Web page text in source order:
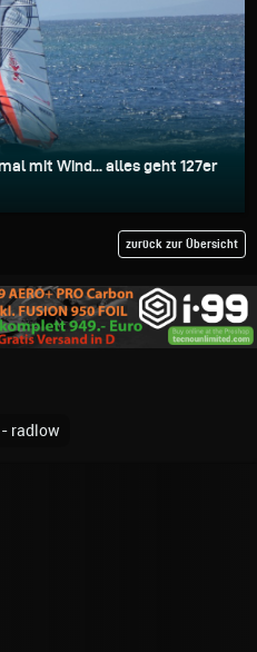
mit Wind... alles geht 127er
zurück zur Übersicht
radlow